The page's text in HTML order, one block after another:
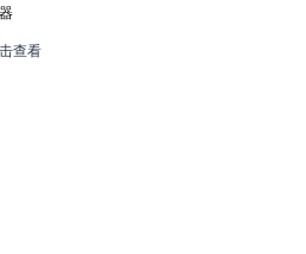
查看